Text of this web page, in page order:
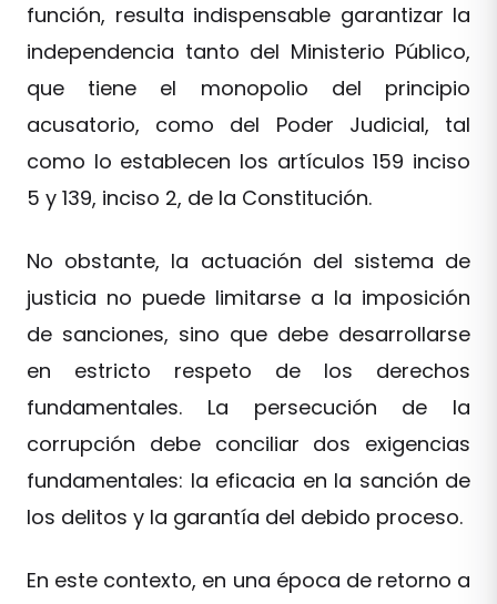
función, resulta indispensable garantizar la
independencia tanto del Ministerio Público,
que tiene el monopolio del principio
acusatorio, como del Poder Judicial, tal
como lo establecen los artículos 159 inciso
5 y 139, inciso 2, de la Constitución.
No obstante, la actuación del sistema de
justicia no puede limitarse a la imposición
de sanciones, sino que debe desarrollarse
en estricto respeto de los derechos
fundamentales. La persecución de la
corrupción debe conciliar dos exigencias
fundamentales: la eficacia en la sanción de
los delitos y la garantía del debido proceso.
En este contexto, en una época de retorno a